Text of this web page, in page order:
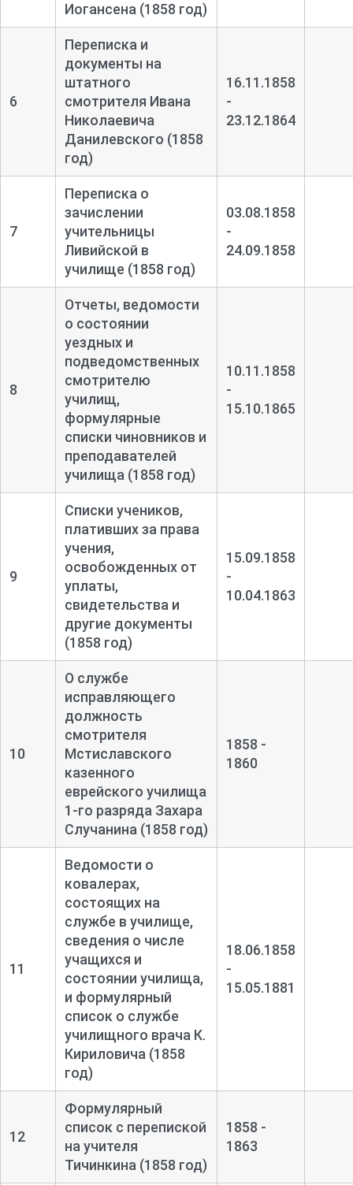
Иогансена (1858 год)
6
Переписка и
документы на
штатного
смотрителя Ивана
Николаевича
Данилевского (1858
год)
16.11.1858
-
23.12.1864
7
Переписка о
зачислении
учительницы
Ливийской в
училище (1858 год)
03.08.1858
-
24.09.1858
8
Отчеты, ведомости
о состоянии
уездных и
подведомственных
смотрителю
училищ,
формулярные
списки чиновников и
преподавателей
училища (1858 год)
10.11.1858
-
15.10.1865
9
Списки учеников,
плативших за права
учения,
освобожденных от
уплаты,
свидетельства и
другие документы
(1858 год)
15.09.1858
-
10.04.1863
10
О службе
исправляющего
должность
смотрителя
Мстиславского
казенного
еврейского училища
1-го разряда Захара
Случанина (1858 год)
1858 -
1860
11
Ведомости о
ковалерах,
состоящих на
службе в училище,
сведения о числе
учащихся и
состоянии училища,
и формулярный
список о службе
училищного врача К.
Кириловича (1858
год)
18.06.1858
-
15.05.1881
12
Формулярный
список с перепиской
на учителя
Тичинкина (1858 год)
1858 -
1863